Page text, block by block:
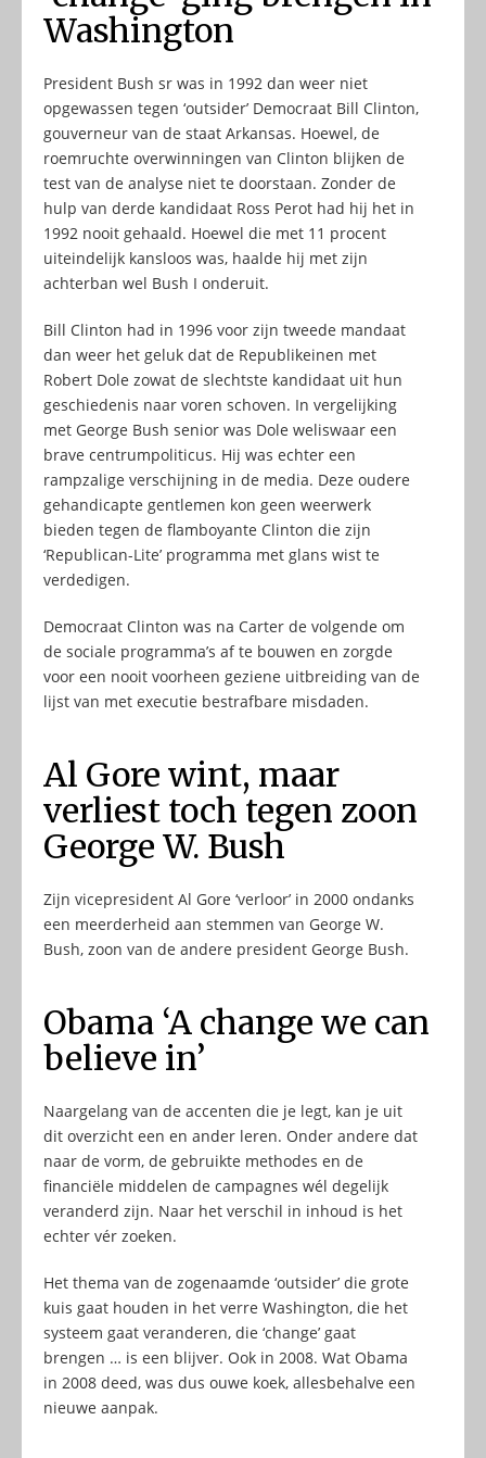
Washington
President Bush sr was in 1992 dan weer niet
opgewassen tegen ‘outsider’ Democraat Bill Clinton,
gouverneur van de staat Arkansas. Hoewel, de
roemruchte overwinningen van Clinton blijken de
test van de analyse niet te doorstaan. Zonder de
hulp van derde kandidaat Ross Perot had hij het in
1992 nooit gehaald. Hoewel die met 11 procent
uiteindelijk kansloos was, haalde hij met zijn
achterban wel Bush I onderuit.
Bill Clinton had in 1996 voor zijn tweede mandaat
dan weer het geluk dat de Republikeinen met
Robert Dole zowat de slechtste kandidaat uit hun
geschiedenis naar voren schoven. In vergelijking
met George Bush senior was Dole weliswaar een
brave centrumpoliticus. Hij was echter een
rampzalige verschijning in de media. Deze oudere
gehandicapte gentlemen kon geen weerwerk
bieden tegen de flamboyante Clinton die zijn
‘Republican-Lite’ programma met glans wist te
verdedigen.
Democraat Clinton was na Carter de volgende om
de sociale programma’s af te bouwen en zorgde
voor een nooit voorheen geziene uitbreiding van de
lijst van met executie bestrafbare misdaden.
Al Gore wint, maar
verliest toch tegen zoon
George W. Bush
Zijn vicepresident Al Gore ‘verloor’ in 2000 ondanks
een meerderheid aan stemmen van George W.
Bush, zoon van de andere president George Bush.
Obama ‘A change we can
believe in’
Naargelang van de accenten die je legt, kan je uit
dit overzicht een en ander leren. Onder andere dat
naar de vorm, de gebruikte methodes en de
financiële middelen de campagnes wél degelijk
veranderd zijn. Naar het verschil in inhoud is het
echter vér zoeken.
Het thema van de zogenaamde ‘outsider’ die grote
kuis gaat houden in het verre Washington, die het
systeem gaat veranderen, die ‘change’ gaat
brengen … is een blijver. Ook in 2008. Wat Obama
in 2008 deed, was dus ouwe koek, allesbehalve een
nieuwe aanpak.